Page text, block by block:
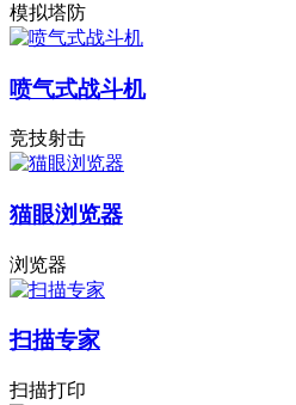
模拟塔防
喷气式战斗机
竞技射击
猫眼浏览器
浏览器
扫描专家
扫描打印